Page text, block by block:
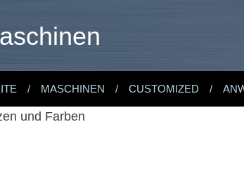
MASCHINEN CUSTOMIZED
und Farben